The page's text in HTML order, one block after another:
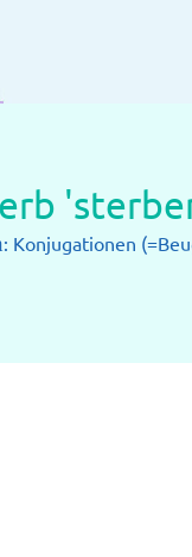
: Konjugationen